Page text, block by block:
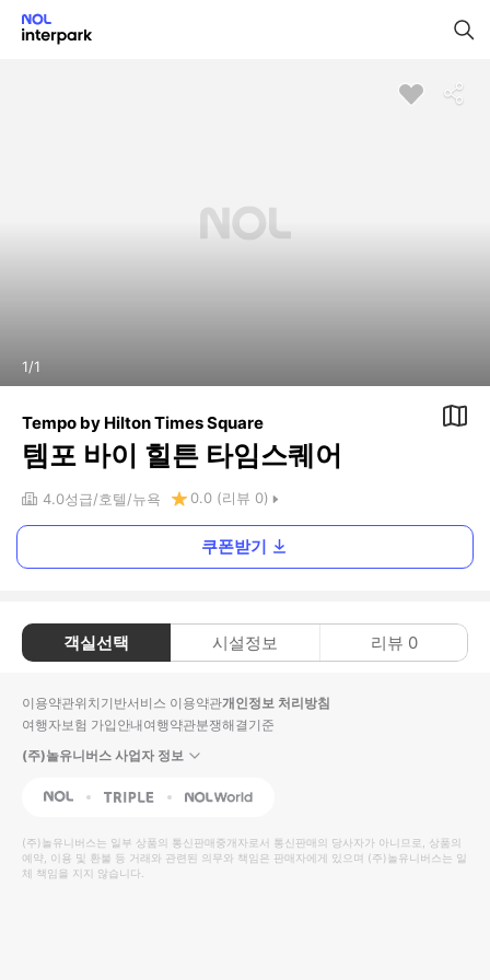
1/1
Tempo by Hilton Times Square
템포 바이 힐튼 타임스퀘어
4.0성급 호텔 뉴욕 0.0 (리뷰 0)
쿠폰받기
객실선택 시설정보 리뷰 0
이용약관위치기반서비스 이용약관개인정보 처리방침
여행자보험 가입안내여행약관분쟁해결기준
(주)놀유니버스 사업자 정보
NOL Triple Interpark Global
(주)놀유니버스는 일부 상품의 통신판매중개자로서 통신판매의 당사자가 아니므로, 상품의
예약, 이용 및 환불 등 거래와 관련된 의무와 책임은 판매자에게 있으며 (주)놀유니버스는 일
체 책임을 지지 않습니다.